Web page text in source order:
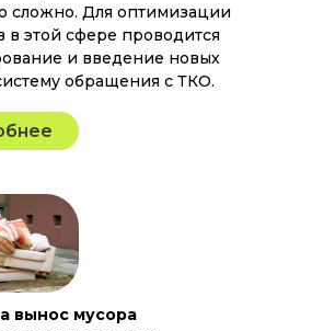
сложно. Для оптимизации
в этой сфере проводится
и введение новых
обращения с ТКО.
вынос мусора